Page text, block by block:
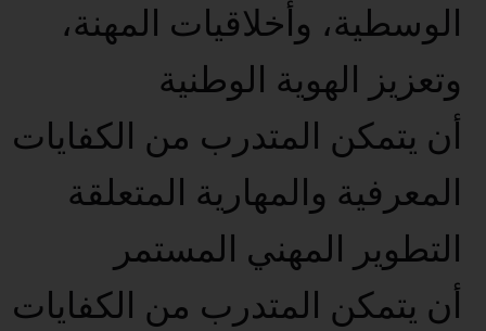
الوسطية، وأخلاقيات المهنة،
وتعزيز الهوية الوطنية
أن يتمكن المتدرب من الكفايات
المعرفية والمهارية المتعلقة
التطوير المهني المستمر
أن يتمكن المتدرب من الكفايات